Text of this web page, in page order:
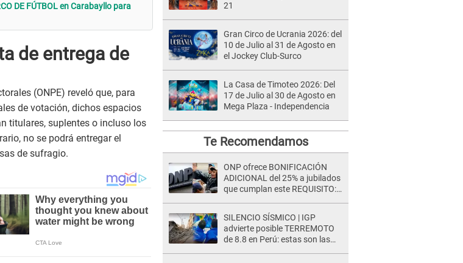
DE FÚTBOL en Carabayllo para
de entrega de
(ONPE) reveló que, para
de votación, dichos espacios
titulares, suplentes o incluso los
no se podrá entregar el
de sufragio.
21
Gran Circo de Ucrania 2026: del
10 de Julio al 31 de Agosto en
el Jockey Club-Surco
La Casa de Timoteo 2026: Del
17 de Julio al 30 de Agosto en
Mega Plaza - Independencia
Te Recomendamos
ONP ofrece BONIFICACIÓN
ADICIONAL del 25% a jubilados
que cumplan este REQUISITO:
SILENCIO SÍSMICO | IGP
advierte posible TERREMOTO
de 8.8 en Perú: estas son las